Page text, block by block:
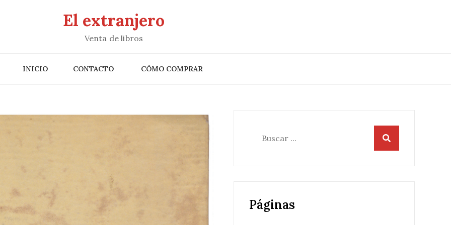
El extranjero
Venta de libros
INICIO CONTACTO CÓMO COMPRAR
Páginas